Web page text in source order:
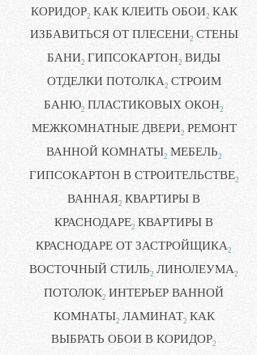
КОРИДОР2 КАК КЛЕИТЬ ОБОИ2 КАК
ИЗБАВИТЬСЯ ОТ ПЛЕСЕНИ2 СТЕНЫ
БАНИ2 ГИПСОКАРТОН2 ВИДЫ
ОТДЕЛКИ ПОТОЛКА2 СТРОИМ
БАНЮ2 ПЛАСТИКОВЫХ ОКОН2
МЕЖКОМНАТНЫЕ ДВЕРИ2 РЕМОНТ
ВАННОЙ КОМНАТЫ2 МЕБЕЛЬ2
ГИПСОКАРТОН В СТРОИТЕЛЬСТВЕ2
ВАННАЯ2 КВАРТИРЫ В
КРАСНОДАРЕ2 КВАРТИРЫ В
КРАСНОДАРЕ ОТ ЗАСТРОЙЩИКА2
ВОСТОЧНЫЙ СТИЛЬ2 ЛИНОЛЕУМА2
ПОТОЛОК2 ИНТЕРЬЕР ВАННОЙ
КОМНАТЫ2 ЛАМИНАТ2 КАК
ВЫБРАТЬ ОБОИ В КОРИДОР2